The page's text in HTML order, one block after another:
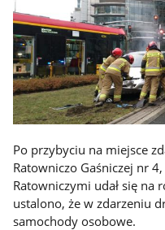
Po przybyciu na miejsce
Ratowniczo Gaśniczej nr
Ratowniczymi udał się
ustalono, że w zdarzeniu
samochody osobowe.